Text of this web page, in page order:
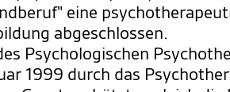
eine
abgeschlossen.
Psychologischen
1999 durch das